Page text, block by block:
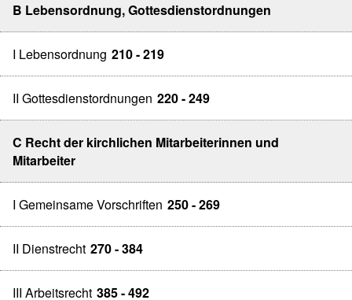
B Lebensordnung, Gottesdienstordnungen
I Lebensordnung 210 - 219
II Gottesdienstordnungen 220 - 249
C Recht der kirchlichen Mitarbeiterinnen und
Mitarbeiter
I Gemeinsame Vorschriften 250 - 269
II Dienstrecht 270 - 384
III Arbeitsrecht 385 - 492